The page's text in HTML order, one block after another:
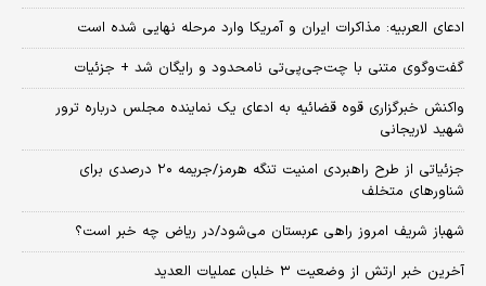
ادعای العربیه: مذاکرات ایران و آمریکا وارد مرحله نهایی شده است
گفت‌وگوی متنی با چت‌جی‌پی‌تی نامحدود و رایگان شد + جزئیات
واکنش خبرگزاری قوه قضائیه به ادعای یک نماینده مجلس درباره ترور
شهید لاریجانی
جزئیاتی از طرح راهبردی امنیت تنگه هرمز/جریمه ۲۰ درصدی برای
شناورهای متخلف
شهباز شریف امروز راهی عربستان می‌شود/در ریاض چه خبر است؟
آخرین خبر ارتش از وضعیت ۳ خلبان عملیات العدید